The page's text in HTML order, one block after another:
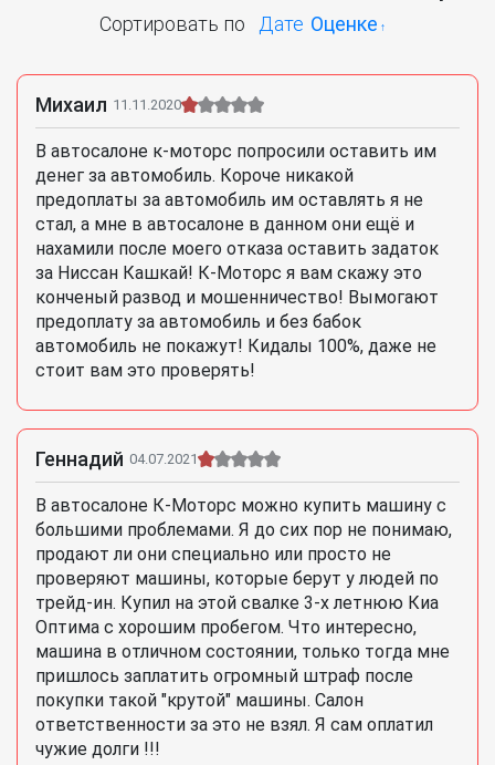
Сортировать по Дате Оценке
Михаил 11.11.2020
В автосалоне к-моторс попросили оставить им
денег за автомобиль. Короче никакой
предоплаты за автомобиль им оставлять я не
стал, а мне в автосалоне в данном они ещё и
нахамили после моего отказа оставить задаток
за Ниссан Кашкай! К-Моторс я вам скажу это
конченый развод и мошенничество! Вымогают
предоплату за автомобиль и без бабок
автомобиль не покажут! Кидалы 100%, даже не
стоит вам это проверять!
Геннадий 04.07.2021
В автосалоне К-Моторс можно купить машину с
большими проблемами. Я до сих пор не понимаю,
продают ли они специально или просто не
проверяют машины, которые берут у людей по
трейд-ин. Купил на этой свалке 3-х летнюю Киа
Оптима с хорошим пробегом. Что интересно,
машина в отличном состоянии, только тогда мне
пришлось заплатить огромный штраф после
покупки такой "крутой" машины. Салон
ответственности за это не взял. Я сам оплатил
чужие долги !!!